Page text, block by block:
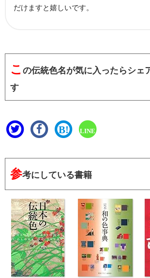
だけますと嬉しいです。
こ の伝統色名が気に入ったらシェ
す
B! LINE
参考にしている書籍